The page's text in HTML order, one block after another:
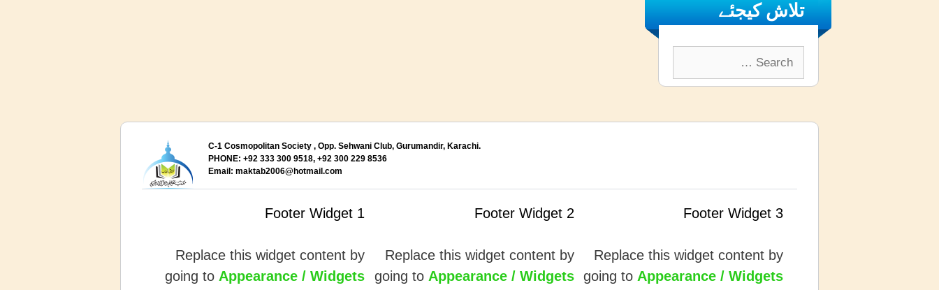
تلاش کیجئے
C-1 Cosmopolitan Society , Opp. Sehwani Club, Gurumandir, Karachi.
PHONE: +92 333 300 9518, +92 300 229 8536
Email: maktab2006@hotmail.com
Footer Widget 1
Replace this widget content by
going to Appearance / Widgets
Footer Widget 2
Replace this widget content by
going to Appearance / Widgets
Footer Widget 3
Replace this widget content by
going to Appearance / Widgets